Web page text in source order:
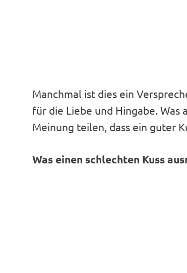
Manchmal ist dies ein
für die Liebe und Hingabe. Was
Meinung teilen, dass ein guter
Was einen schlechten Kuss